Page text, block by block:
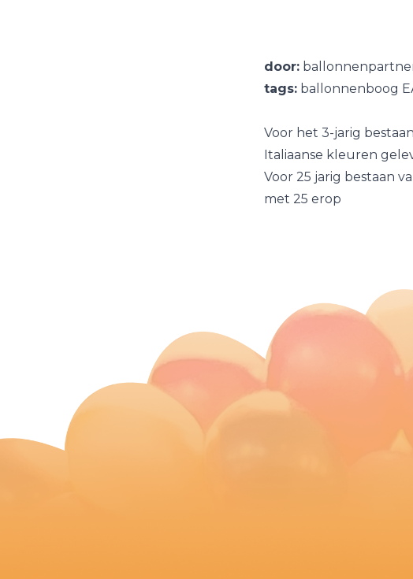
door:
tags:ballonnenboog
Voor het 3-jarig
Italiaanse kleuren
Voor 25 jarig bestaan
met 25 erop